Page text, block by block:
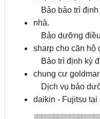
Bảo bảo trì
nhà.
Bảo dưỡng
sharp cho căn hộ
Bảo trì định kỳ
chung cư
Dịch vụ bảo
daikin - Fujitsu tại